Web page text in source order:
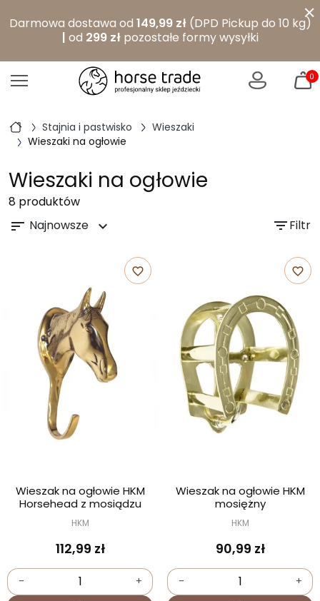
Darmowa dostawa od 149,99 zł(DPD Pickup do 10 kg)
| od 299 złpozostałe formy wysyłki
×
0
Stajnia i pastwisko
Wieszaki
Wieszaki na ogłowie
Wieszaki na ogłowie
8 produktów
sort Najnowsze expand_more filter_listFiltr
favorite_border
Wieszak na ogłowie HKM
Horsehead z mosiądzu
HKM
112,99 zł
- +
favorite_border
Wieszak na ogłowie HKM
mosiężny
HKM
90,99 zł
- +